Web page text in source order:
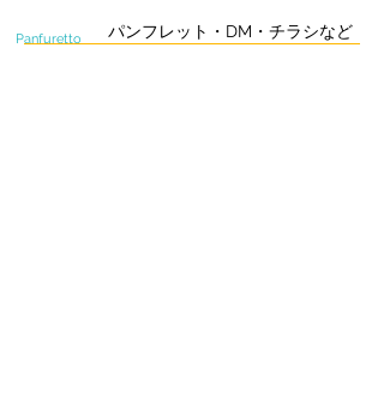
Panfuretto パンフレット・DM・チラシなど